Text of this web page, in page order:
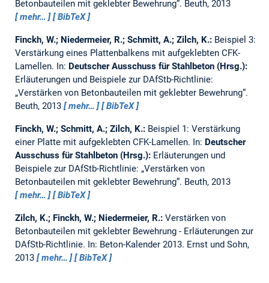
Betonbauteilen mit geklebter Bewehrung“. Beuth, 2013
mehr…
BibTeX
Finckh, W.; Niedermeier, R.; Schmitt, A.; Zilch, K.: Beispiel 3:
Verstärkung eines Plattenbalkens mit aufgeklebten CFK-
Lamellen. In: Deutscher Ausschuss für Stahlbeton (Hrsg.):
Erläuterungen und Beispiele zur DAfStb-Richtlinie:
„Verstärken von Betonbauteilen mit geklebter Bewehrung“.
Beuth, 2013
mehr… BibTeX
Finckh, W.; Schmitt, A.; Zilch, K.: Beispiel 1: Verstärkung
einer Platte mit aufgeklebten CFK-Lamellen. In: Deutscher
Ausschuss für Stahlbeton (Hrsg.): Erläuterungen und
Beispiele zur DAfStb-Richtlinie: „Verstärken von
Betonbauteilen mit geklebter Bewehrung“. Beuth, 2013
mehr…
BibTeX
Zilch, K.; Finckh, W.; Niedermeier, R.: Verstärken von
Betonbauteilen mit geklebter Bewehrung - Erläuterungen zur
DAfStb-Richtlinie. In: Beton-Kalender 2013. Ernst und Sohn,
2013
mehr… BibTeX